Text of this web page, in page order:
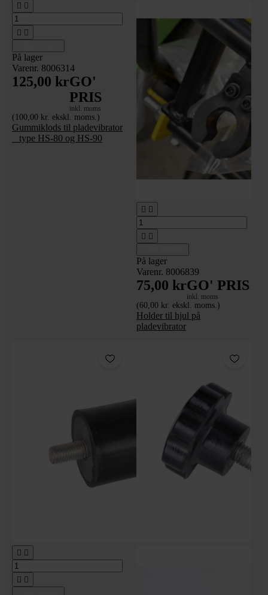
 
 
På lager
Varenr. 8006314
125,00 krGO'
PRIS
inkl. moms
(100,00 kr. ekskl. moms.)
Gummiklods til pladevibrator
_ type HS-80 og HS-90
 
 
På lager
Varenr. 8006839
75,00 krGO' PRIS
inkl. moms
(60,00 kr. ekskl. moms.)
Holder til hjul på
pladevibrator
 
 